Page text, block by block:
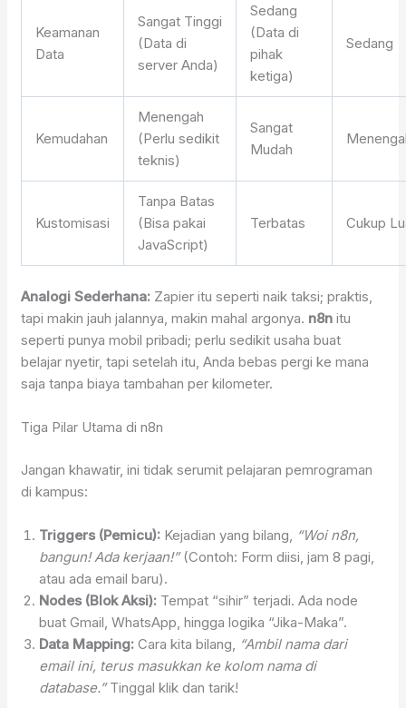
Keamanan
Data
Sangat Tinggi
(Data di
server Anda)
Sedang
(Data di
pihak
ketiga)
Sedang
Kemudahan
Menengah
(Perlu sedikit
teknis)
Sangat
Mudah
Kustomisasi
Tanpa Batas
(Bisa pakai
JavaScript)
Terbatas Cukup
Analogi Sederhana: Zapier itu seperti naik taksi; praktis,
tapi makin jauh jalannya, makin mahal argonya. n8n itu
seperti punya mobil pribadi; perlu sedikit usaha buat
belajar nyetir, tapi setelah itu, Anda bebas pergi ke mana
saja tanpa biaya tambahan per kilometer.
Tiga Pilar Utama di n8n
Jangan khawatir, ini tidak serumit pelajaran pemrograman
di kampus:
Triggers (Pemicu): Kejadian yang bilang, “Woi n8n,
bangun! Ada kerjaan!”(Contoh: Form diisi, jam 8 pagi,
atau ada email baru).
Nodes (Blok Aksi): Tempat “sihir” terjadi. Ada node
buat Gmail, WhatsApp, hingga logika “Jika-Maka”.
Data Mapping: Cara kita bilang, “Ambil nama dari
email ini, terus masukkan ke kolom nama di
database.”Tinggal klik dan tarik!